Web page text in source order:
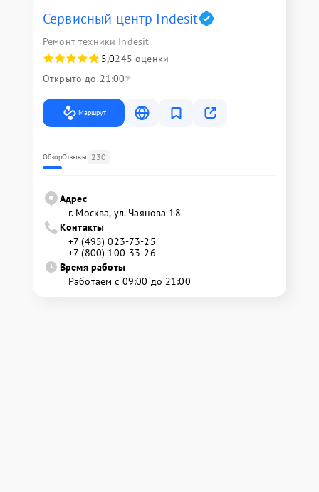
Сервисный центр Indesit
Ремонт техники Indesit
5,0245 оценки
Открыто до 21:00
Маршрут
ОбзорОтзывы 230
Адрес
г. Москва, ул. Чаянова 18
Контакты
+7 (495) 023-73-25
+7 (800) 100-33-26
Время работы
Работаем с 09:00 до 21:00